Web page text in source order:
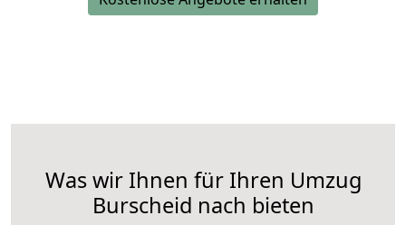
Was wir Ihnen für Ihren Umzug
Burscheid nach bieten